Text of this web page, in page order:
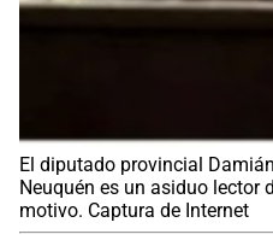
El diputado provincial
Neuquén es un asiduo lector
motivo. Captura de Internet